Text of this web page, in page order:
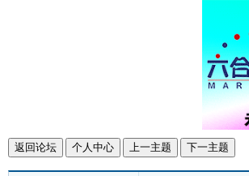
返回论坛 个人中心 上一主题 下一主题